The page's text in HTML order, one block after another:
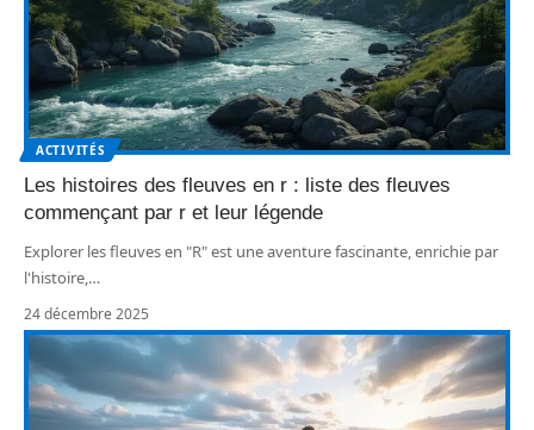
ACTIVITÉS
Les histoires des fleuves en r : liste des fleuves
commençant par r et leur légende
Explorer les fleuves en "R" est une aventure fascinante, enrichie par
l'histoire,…
24 décembre 2025